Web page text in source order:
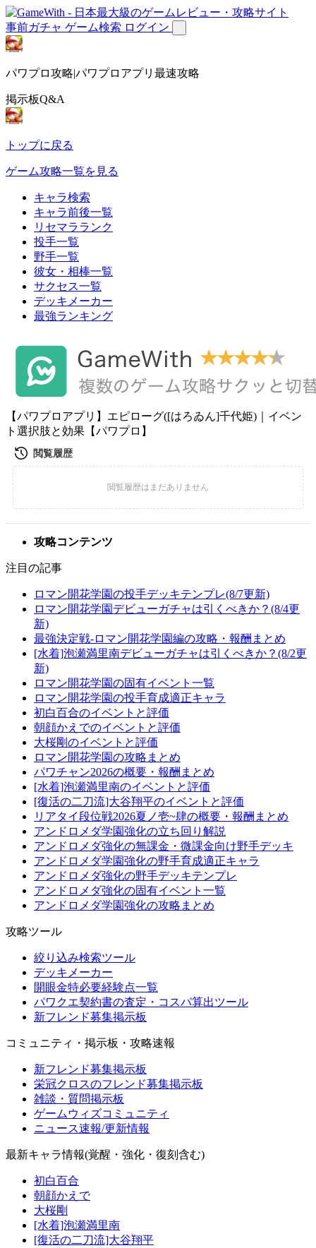
事前ガチャ ゲーム検索 ログイン
パワプロ攻略|パワプロアプリ最速攻略
掲示板Q&A
トップに戻る
ゲーム攻略一覧を見る
キャラ検索
キャラ前後一覧
リセマラランク
投手一覧
野手一覧
彼女・相棒一覧
サクセス一覧
デッキメーカー
最強ランキング
【パワプロアプリ】エピローグ([はろゐん]千代姫)｜イベン
ト選択肢と効果【パワプロ】
攻略コンテンツ
注目の記事
ロマン開花学園の投手デッキテンプレ(8/7更新)
ロマン開花学園デビューガチャは引くべきか？(8/4更
新)
最強決定戦-ロマン開花学園編の攻略・報酬まとめ
[水着]泡瀬満里南デビューガチャは引くべきか？(8/2更
新)
ロマン開花学園の固有イベント一覧
ロマン開花学園の投手育成適正キャラ
初白百合のイベントと評価
朝顔かえでのイベントと評価
大桜剛のイベントと評価
ロマン開花学園の攻略まとめ
パワチャン2026の概要・報酬まとめ
[水着]泡瀬満里南のイベントと評価
[復活の二刀流]大谷翔平のイベントと評価
リアタイ段位戦2026夏ノ壱~肆の概要・報酬まとめ
アンドロメダ学園強化の立ち回り解説
アンドロメダ強化の無課金・微課金向け野手デッキ
アンドロメダ学園強化の野手育成適正キャラ
アンドロメダ強化の野手デッキテンプレ
アンドロメダ強化の固有イベント一覧
アンドロメダ学園強化の攻略まとめ
攻略ツール
絞り込み検索ツール
デッキメーカー
開眼金特必要経験点一覧
パワクエ契約書の査定・コスパ算出ツール
新フレンド募集掲示板
コミュニティ・掲示板・攻略速報
新フレンド募集掲示板
栄冠クロスのフレンド募集掲示板
雑談・質問掲示板
ゲームウィズコミュニティ
ニュース速報/更新情報
最新キャラ情報(覚醒・強化・復刻含む)
初白百合
朝顔かえで
大桜剛
[水着]泡瀬満里南
[復活の二刀流]大谷翔平